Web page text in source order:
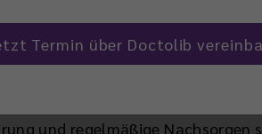
Hornhaut, Linsenhülle oder
Beschwerden vorbestehender
verstärkt sein. Ein
Auch eine Veränderung
und regelmäßige Nachsorgen
Termin über Doctolib